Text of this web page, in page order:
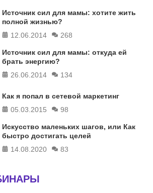
Источник сил для мамы: хотите жить
полной жизнью?
12.06.2014
268
Источник сил для мамы: откуда ей
брать энергию?
26.06.2014
134
Как я попал в сетевой маркетинг
05.03.2015
98
Искусство маленьких шагов, или Как
быстро достигать целей
14.08.2020
83